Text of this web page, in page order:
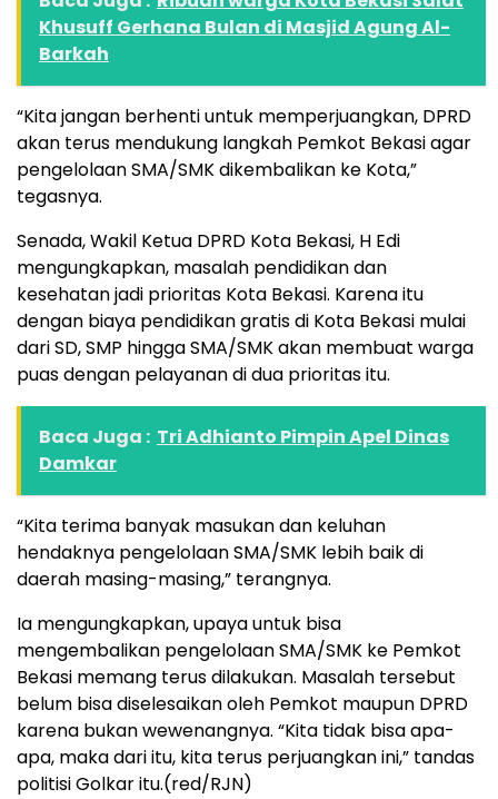
Khusuff Gerhana Bulan di Masjid Agung Al-
Barkah
“Kita jangan berhenti untuk memperjuangkan, DPRD
akan terus mendukung langkah Pemkot Bekasi agar
pengelolaan SMA/SMK dikembalikan ke Kota,”
tegasnya.
Senada, Wakil Ketua DPRD Kota Bekasi, H Edi
mengungkapkan, masalah pendidikan dan
kesehatan jadi prioritas Kota Bekasi. Karena itu
dengan biaya pendidikan gratis di Kota Bekasi mulai
dari SD, SMP hingga SMA/SMK akan membuat warga
puas dengan pelayanan di dua prioritas itu.
Baca Juga : Tri Adhianto Pimpin Apel Dinas
Damkar
“Kita terima banyak masukan dan keluhan
hendaknya pengelolaan SMA/SMK lebih baik di
daerah masing-masing,” terangnya.
Ia mengungkapkan, upaya untuk bisa
mengembalikan pengelolaan SMA/SMK ke Pemkot
Bekasi memang terus dilakukan. Masalah tersebut
belum bisa diselesaikan oleh Pemkot maupun DPRD
karena bukan wewenangnya. “Kita tidak bisa apa-
apa, maka dari itu, kita terus perjuangkan ini,” tandas
politisi Golkar itu.(red/RJN)